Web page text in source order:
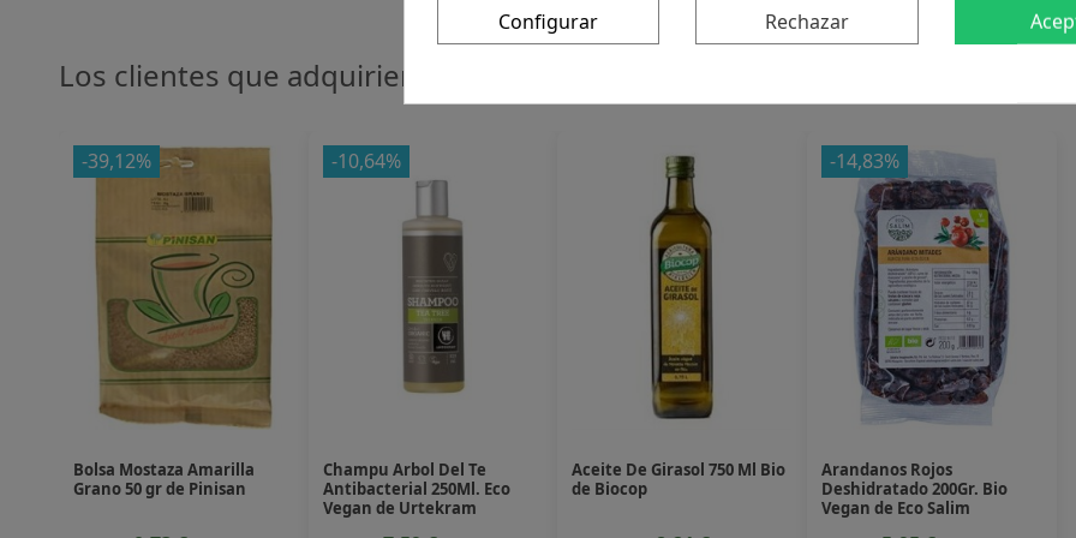
Los clientes que adquirieron este producto también compraron:
-39,12%
Bolsa Mostaza Amarilla
Grano 50 gr de Pinisan
-10,64%
Champu Arbol Del Te
Antibacterial 250Ml. Eco
Vegan de Urtekram
Aceite De Girasol 750 Ml Bio
de Biocop
-14,83%
Arandanos Rojos
Deshidratado 200Gr. Bio
Vegan de Eco Salim
Configurar Rechazar